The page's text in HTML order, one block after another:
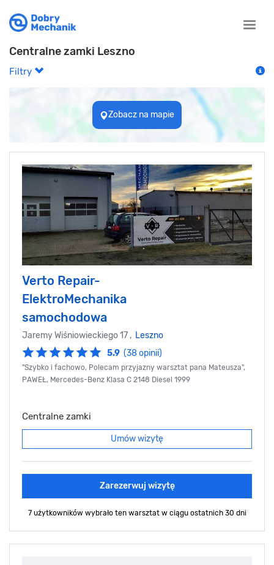
Toggle
Centralne zamki Leszno
Filtry
Zobacz na mapie
Verto Repair-
ElektroMechanika
samochodowa
Jaremy Wiśniowieckiego 17 , Leszno
5.9 (38 opinii)
"Szybko i fachowo, Polecam przyjazny warsztat pana Mateusza",
PAWEŁ, Mercedes-Benz Klasa C 2148 Diesel 1999
Centralne zamki
Umów wizytę
Zarezerwuj wizytę
7 użytkowników wybrało ten warsztat w ciągu ostatnich 30 dni